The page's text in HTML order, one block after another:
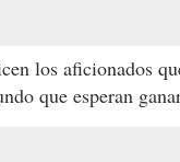
los aficionados
que esperan